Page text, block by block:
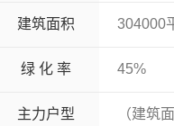
建筑面积 304000
绿 化 率 45%
主力户型 （建筑